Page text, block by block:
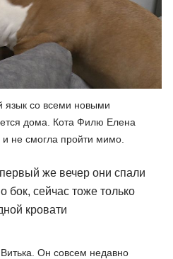
со всеми новыми
дома. Кота Филю Елена
не смогла пройти мимо.
же вечер они спали
бок, сейчас тоже только
кровати
Он совсем недавно